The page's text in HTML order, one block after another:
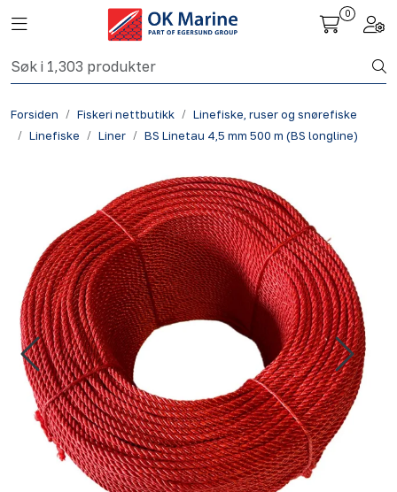
Skip to main content
Toggle navigation
0
Forsiden Fiskeri nettbutikk
Linefiske, ruser og snørefiske
Linefiske
Liner BS Linetau 4,5 mm 500 m (BS longline)
Fiskeri nettbutikk
Havbruk
Kontakt